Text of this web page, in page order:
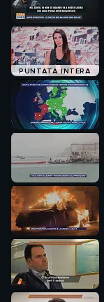
PUNTATA INTERA